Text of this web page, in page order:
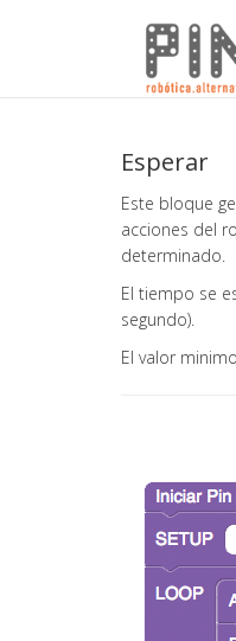
Esperar
Este bloque
acciones del
determinado.
El tiempo se
segundo).
El valor